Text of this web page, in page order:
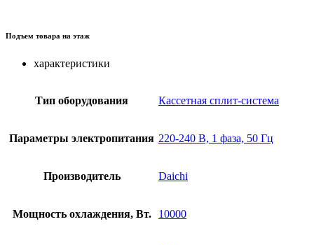
Подъем товара на этаж
характеристики
Тип оборудования Кассетная сплит-система
Параметры электропитания 220-240 В, 1 фаза, 50 Гц
Производитель Daichi
Мощность охлаждения, Вт. 10000